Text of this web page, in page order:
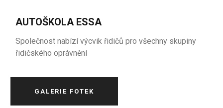
AUTOŠKOLA ESSA
Společnost nabízí výcvik řidičů pro všechny skupiny
řidičského oprávnění
GALERIE FOTEK